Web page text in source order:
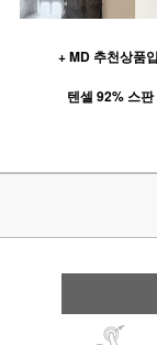
+ MD 추천상품
텐셀 92% 스